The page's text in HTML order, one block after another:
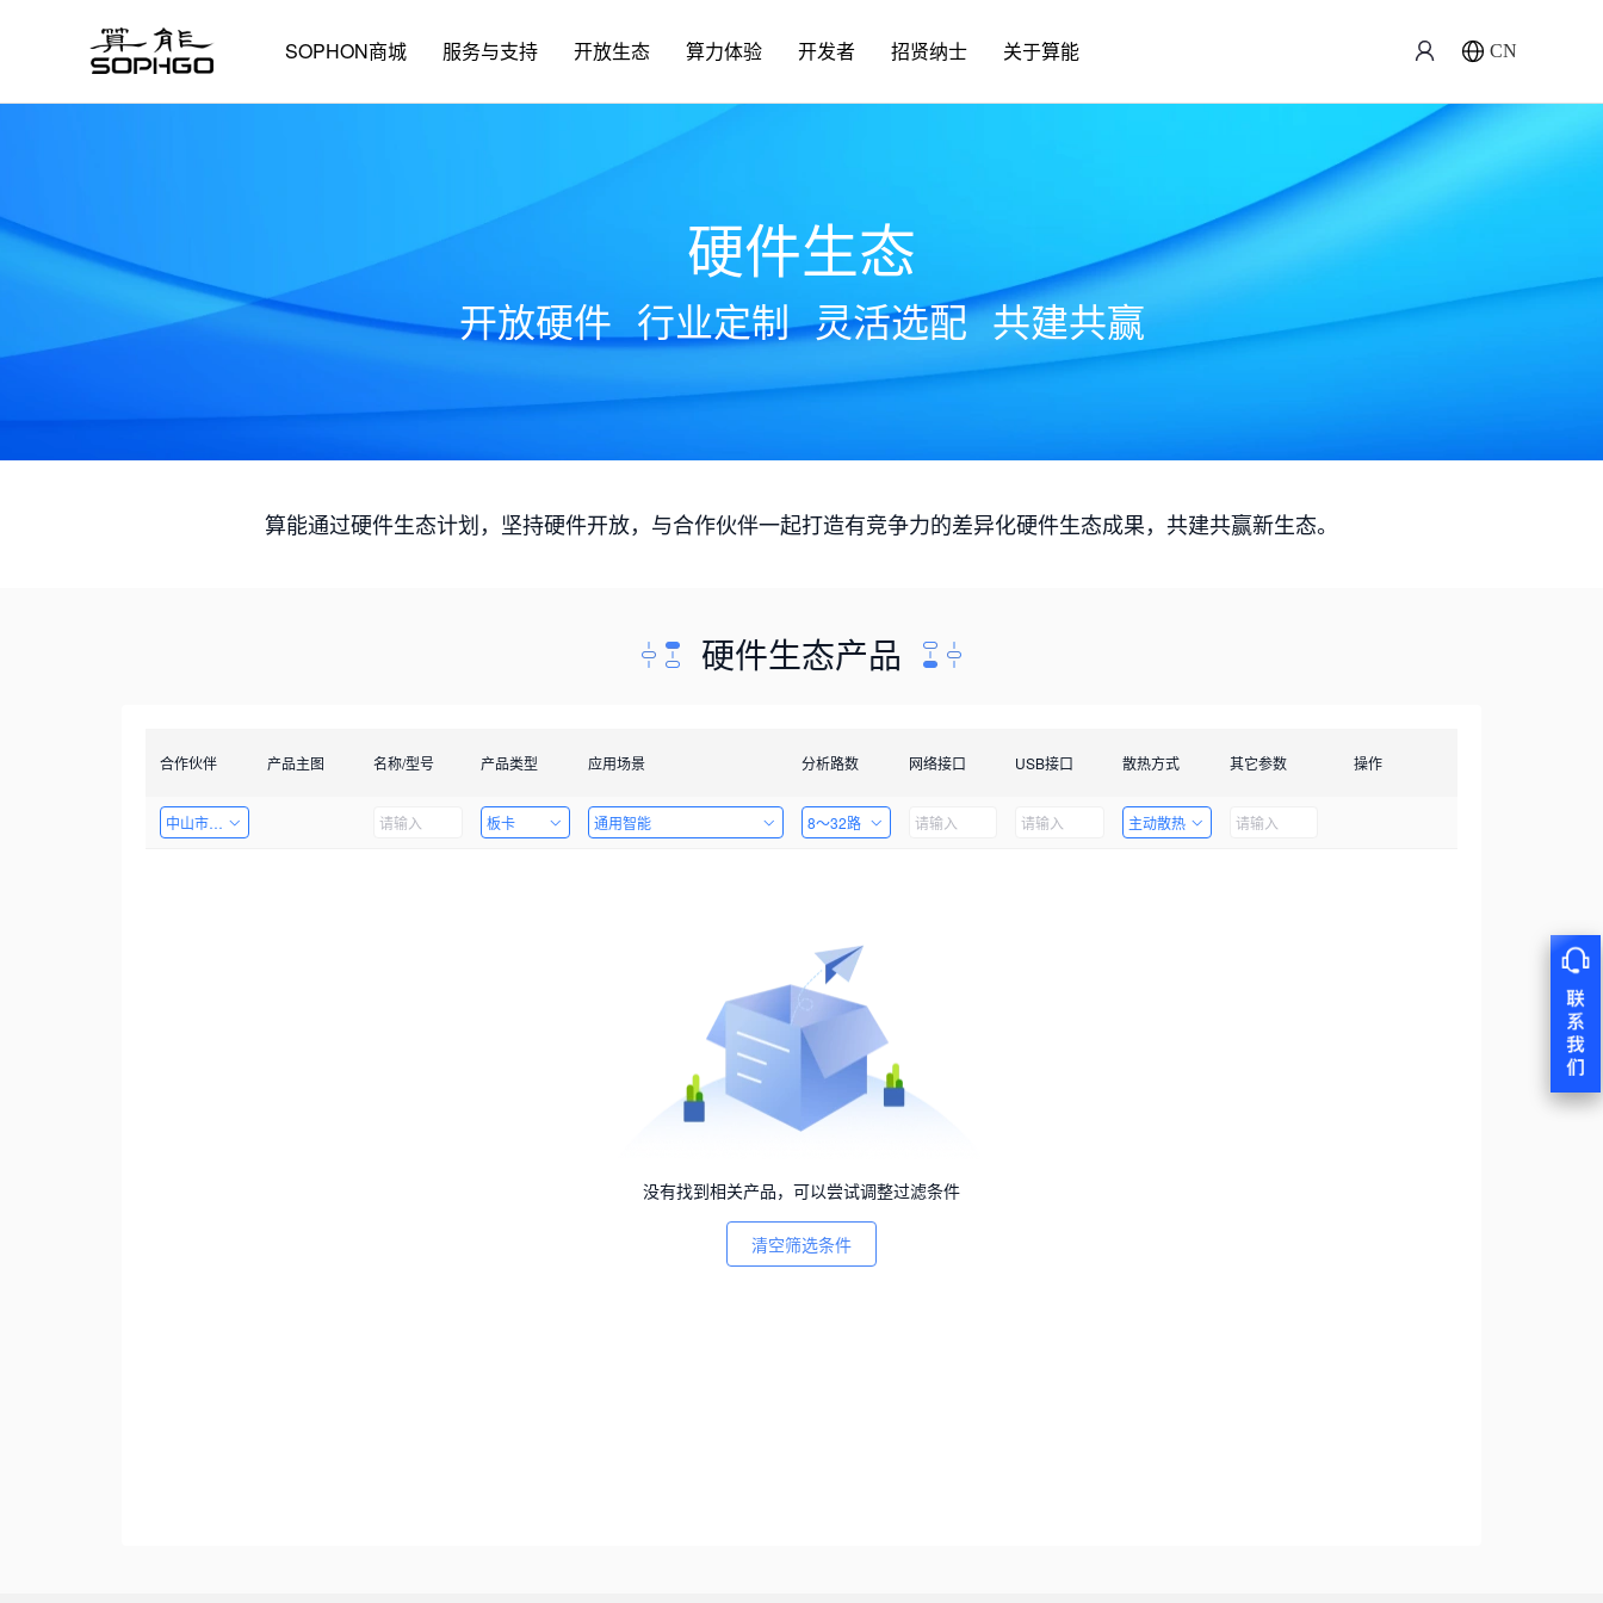
SOPHON商城 服务与支持 开放生态 算力体验 开发者 招贤纳士 关于算能 CN
硬件生态
开放硬件 行业定制 灵活选配 共建共赢
算能通过硬件生态计划，坚持硬件开放，与合作伙伴一起打造有竞争力的差异化硬件生态成果，共建共赢新生态。
硬件生态产品
合作伙伴 产品主图 名称/型号 产品类型 应用场景 分析路数 网络接口 USB接口 散热方式 其它参数 操作
中山市天启智能科技有限公司 板卡 通用智能 8～32路 主动散热
没有找到相关产品，可以尝试调整过滤条件
清空筛选条件